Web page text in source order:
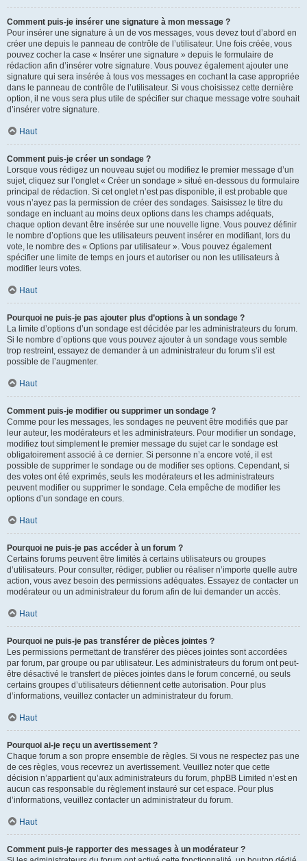
Comment puis-je insérer une signature à mon message ?
Pour insérer une signature à un de vos messages, vous devez tout d’abord en
créer une depuis le panneau de contrôle de l’utilisateur. Une fois créée, vous
pouvez cocher la case « Insérer une signature » depuis le formulaire de
rédaction afin d’insérer votre signature. Vous pouvez également ajouter une
signature qui sera insérée à tous vos messages en cochant la case appropriée
dans le panneau de contrôle de l’utilisateur. Si vous choisissez cette dernière
option, il ne vous sera plus utile de spécifier sur chaque message votre souhait
d’insérer votre signature.
Haut
Comment puis-je créer un sondage ?
Lorsque vous rédigez un nouveau sujet ou modifiez le premier message d’un
sujet, cliquez sur l’onglet « Créer un sondage » situé en-dessous du formulaire
principal de rédaction. Si cet onglet n’est pas disponible, il est probable que
vous n’ayez pas la permission de créer des sondages. Saisissez le titre du
sondage en incluant au moins deux options dans les champs adéquats,
chaque option devant être insérée sur une nouvelle ligne. Vous pouvez définir
le nombre d’options que les utilisateurs peuvent insérer en modifiant, lors du
vote, le nombre des « Options par utilisateur ». Vous pouvez également
spécifier une limite de temps en jours et autoriser ou non les utilisateurs à
modifier leurs votes.
Haut
Pourquoi ne puis-je pas ajouter plus d’options à un sondage ?
La limite d’options d’un sondage est décidée par les administrateurs du forum.
Si le nombre d’options que vous pouvez ajouter à un sondage vous semble
trop restreint, essayez de demander à un administrateur du forum s’il est
possible de l’augmenter.
Haut
Comment puis-je modifier ou supprimer un sondage ?
Comme pour les messages, les sondages ne peuvent être modifiés que par
leur auteur, les modérateurs et les administrateurs. Pour modifier un sondage,
modifiez tout simplement le premier message du sujet car le sondage est
obligatoirement associé à ce dernier. Si personne n’a encore voté, il est
possible de supprimer le sondage ou de modifier ses options. Cependant, si
des votes ont été exprimés, seuls les modérateurs et les administrateurs
peuvent modifier ou supprimer le sondage. Cela empêche de modifier les
options d’un sondage en cours.
Haut
Pourquoi ne puis-je pas accéder à un forum ?
Certains forums peuvent être limités à certains utilisateurs ou groupes
d’utilisateurs. Pour consulter, rédiger, publier ou réaliser n’importe quelle autre
action, vous avez besoin des permissions adéquates. Essayez de contacter un
modérateur ou un administrateur du forum afin de lui demander un accès.
Haut
Pourquoi ne puis-je pas transférer de pièces jointes ?
Les permissions permettant de transférer des pièces jointes sont accordées
par forum, par groupe ou par utilisateur. Les administrateurs du forum ont peut-
être désactivé le transfert de pièces jointes dans le forum concerné, ou seuls
certains groupes d’utilisateurs détiennent cette autorisation. Pour plus
d’informations, veuillez contacter un administrateur du forum.
Haut
Pourquoi ai-je reçu un avertissement ?
Chaque forum a son propre ensemble de règles. Si vous ne respectez pas une
de ces règles, vous recevrez un avertissement. Veuillez noter que cette
décision n’appartient qu’aux administrateurs du forum, phpBB Limited n’est en
aucun cas responsable du règlement instauré sur cet espace. Pour plus
d’informations, veuillez contacter un administrateur du forum.
Haut
Comment puis-je rapporter des messages à un modérateur ?